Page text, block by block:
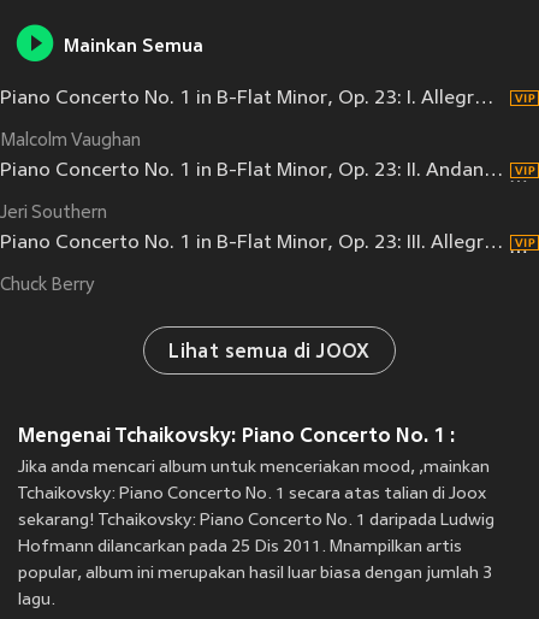
Mainkan Semua
Piano Concerto No. 1 in B-Flat Minor, Op. 23: I. Allegro non troppo - Allegro con spirito
Malcolm Vaughan
Piano Concerto No. 1 in B-Flat Minor, Op. 23: II. Andantino semplice - Prestissimo - Andantino semplice
Jeri Southern
Piano Concerto No. 1 in B-Flat Minor, Op. 23: III. Allegro con fuoco
Chuck Berry
Lihat semua di JOOX
Mengenai Tchaikovsky: Piano Concerto No. 1 :
Jika anda mencari album untuk menceriakan mood, ,mainkan
Tchaikovsky: Piano Concerto No. 1 secara atas talian di Joox
sekarang! Tchaikovsky: Piano Concerto No. 1 daripada Ludwig
Hofmann dilancarkan pada 25 Dis 2011. Mnampilkan artis
popular, album ini merupakan hasil luar biasa dengan jumlah 3
lagu.